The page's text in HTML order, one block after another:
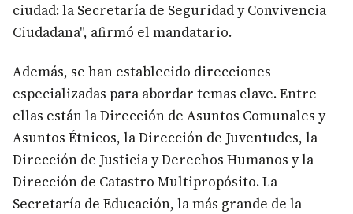
ciudad: la Secretaría de Seguridad y Convivencia
Ciudadana", afirmó el mandatario.
Además, se han establecido direcciones
especializadas para abordar temas clave. Entre
ellas están la Dirección de Asuntos Comunales y
Asuntos Étnicos, la Dirección de Juventudes, la
Dirección de Justicia y Derechos Humanos y la
Dirección de Catastro Multipropósito. La
Secretaría de Educación, la más grande de la